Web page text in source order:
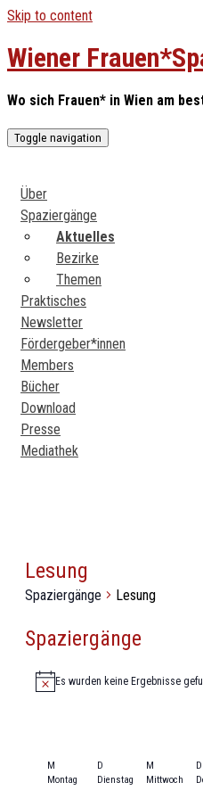
Skip to content
Wiener
Wo sich Frauen* in Wien am
Toggle navigation
Über
Spaziergänge
Aktuelles
Bezirke
Themen
Praktisches
Newsletter
Fördergeber*innen
Members
Bücher
Download
Presse
Mediathek
Lesung
Spaziergänge Lesung
Spaziergänge
HinweisEs wurden keine Ergebnisse
Kalender
M
Montag
D
Dienstag
M
Mittwoch
D